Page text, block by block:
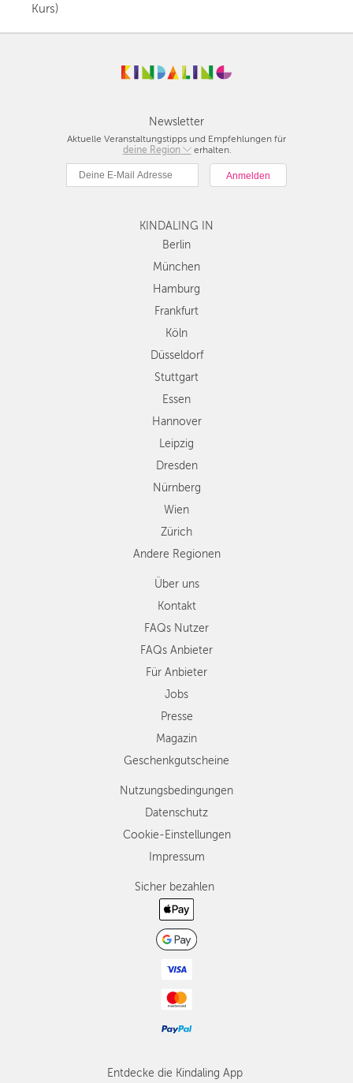
Kurs)
Newsletter
Aktuelle Veranstaltungstipps und Empfehlungen für
deine Region
Berlin
München
Hamburg
Köln
Düsseldorf
Stuttgart
Essen
Dresden
Nürnberg
Wien
Zürich
Andere
Regionen
erhalten.
KINDALING IN
Berlin
München
Hamburg
Frankfurt
Köln
Düsseldorf
Stuttgart
Essen
Hannover
Leipzig
Dresden
Nürnberg
Wien
Zürich
Andere Regionen
Über uns
Kontakt
FAQs Nutzer
FAQs Anbieter
Für Anbieter
Jobs
Presse
Magazin
Geschenkgutscheine
Nutzungsbedingungen
Datenschutz
Cookie-Einstellungen
Impressum
Sicher bezahlen
Entdecke die Kindaling App